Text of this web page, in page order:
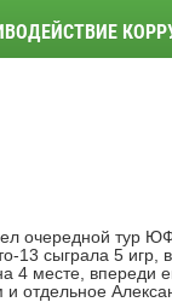
очередной тур
сыграла 5 игр,
месте, впереди
отдельное